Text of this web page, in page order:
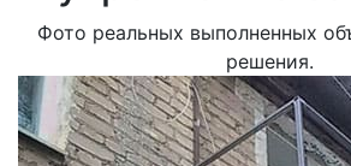
Фото реальных выполненных
решения.